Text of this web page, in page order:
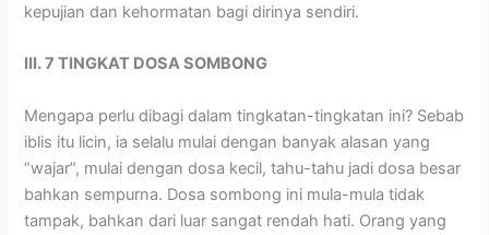
kepujian dan kehormatan bagi dirinya sendiri.
III. 7 TINGKAT DOSA SOMBONG
Mengapa perlu dibagi dalam tingkatan-tingkatan ini? Sebab
iblis itu licin, ia selalu mulai dengan banyak alasan yang
“wajar”, mulai dengan dosa kecil, tahu-tahu jadi dosa besar
bahkan sempurna. Dosa sombong ini mula-mula tidak
tampak, bahkan dari luar sangat rendah hati. Orang yang